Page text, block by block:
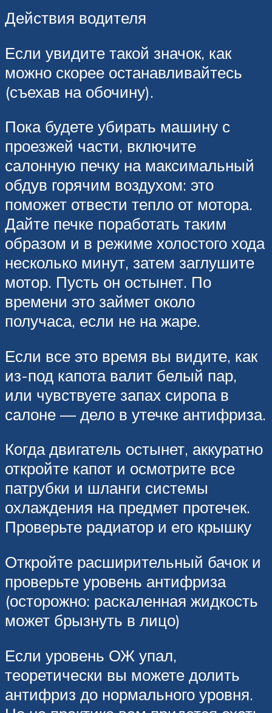
Действия водителя
Если увидите такой значок, как
можно скорее останавливайтесь
(съехав на обочину).
Пока будете убирать машину с
проезжей части, включите
салонную печку на максимальный
обдув горячим воздухом: это
поможет отвести тепло от мотора.
Дайте печке поработать таким
образом и в режиме холостого хода
несколько минут, затем заглушите
мотор. Пусть он остынет. По
времени это займет около
получаса, если не на жаре.
Если все это время вы видите, как
из-под капота валит белый пар,
или чувствуете запах сиропа в
салоне — дело в утечке антифриза.
Когда двигатель остынет, аккуратно
откройте капот и осмотрите все
патрубки и шланги системы
охлаждения на предмет протечек.
Проверьте радиатор и его крышку
Откройте расширительный бачок и
проверьте уровень антифриза
(осторожно: раскаленная жидкость
может брызнуть в лицо)
Если уровень ОЖ упал,
теоретически вы можете долить
антифриз до нормального уровня.